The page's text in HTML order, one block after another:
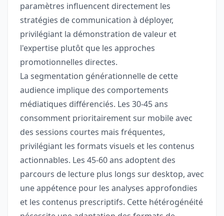
paramètres influencent directement les
stratégies de communication à déployer,
privilégiant la démonstration de valeur et
l'expertise plutôt que les approches
promotionnelles directes.
La segmentation générationnelle de cette
audience implique des comportements
médiatiques différenciés. Les 30-45 ans
consomment prioritairement sur mobile avec
des sessions courtes mais fréquentes,
privilégiant les formats visuels et les contenus
actionnables. Les 45-60 ans adoptent des
parcours de lecture plus longs sur desktop, avec
une appétence pour les analyses approfondies
et les contenus prescriptifs. Cette hétérogénéité